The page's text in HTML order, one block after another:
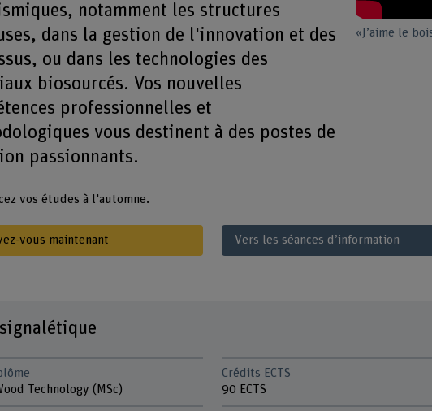
notamment les structures
dans la gestion de l'innovation et des
ou dans les technologies des
biosourcés. Vos nouvelles
professionnelles et
vous destinent à des postes de
passionnants.
«J’aime le
vos études à l'automne.
vous maintenant Vers les séances d’information
Technology (MSc)
Crédits ECTS
90 ECTS